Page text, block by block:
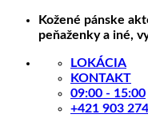
Skip
Kožené pánske
peňaženky a iné,
LOKÁCIA
KONTAKT
09:00 - 15:00
+421 903